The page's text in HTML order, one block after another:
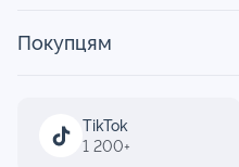
TikTok
1 200+
Покупцям